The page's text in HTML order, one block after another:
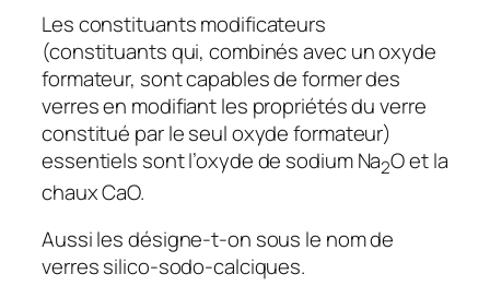
Les constituants modificateurs
(constituants qui, combinés avec un oxyde
formateur, sont capables de former des
verres en modifiant les propriétés du verre
constitué par le seul oxyde formateur)
essentiels sont l’oxyde de sodium Na2O et la
chaux CaO.
Aussi les désigne-t-on sous le nom de
verres silico-sodo-calciques.